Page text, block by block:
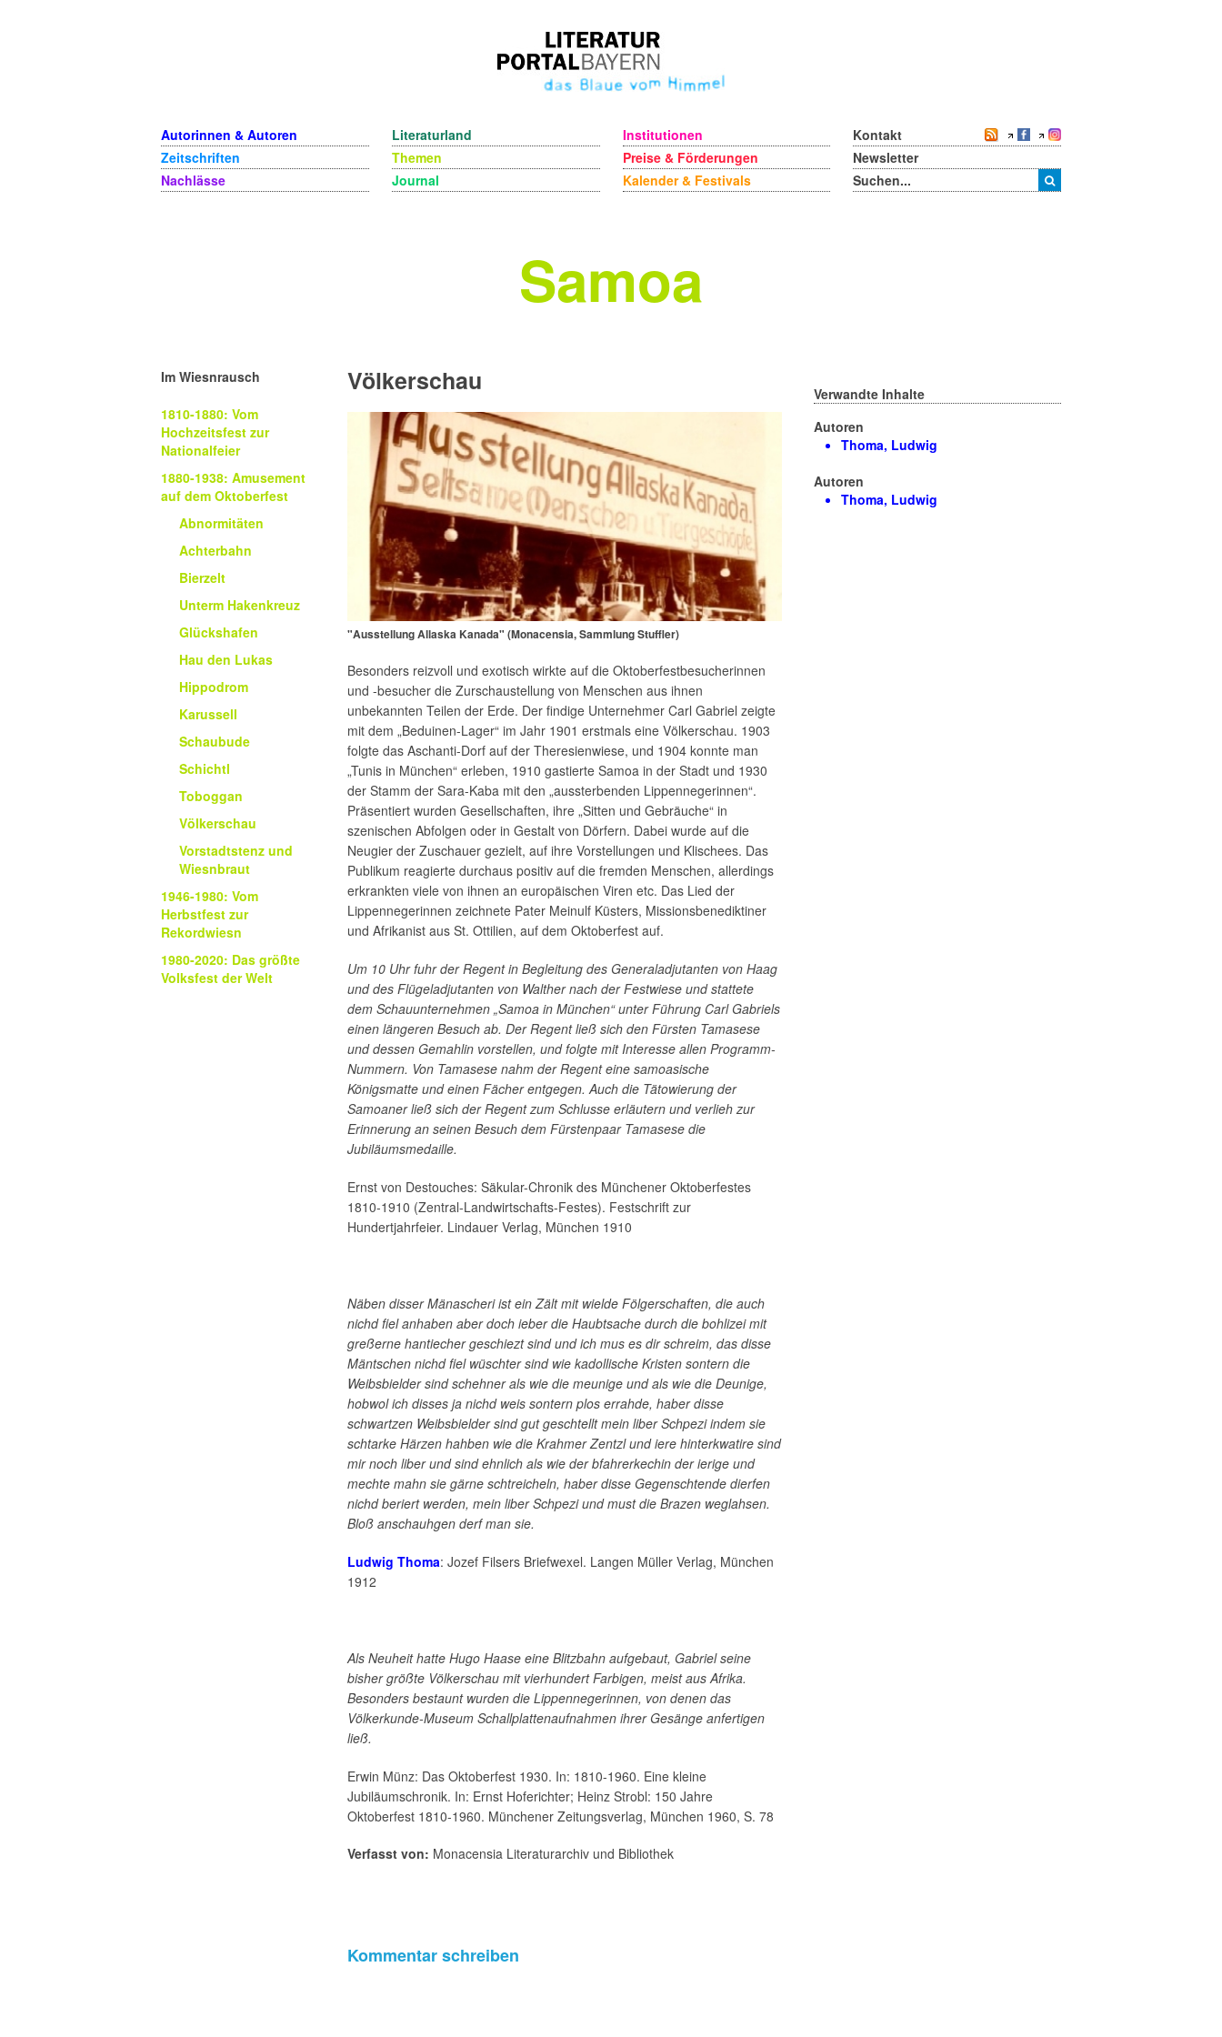
Autorinnen & Autoren
Zeitschriften
Nachlässe
Literaturland
Themen
Journal
Institutionen
Preise & Förderungen
Kalender & Festivals
Kontakt
Newsletter
Samoa
Im Wiesnrausch
1810-1880: Vom
Hochzeitsfest zur
Nationalfeier
1880-1938: Amusement
auf dem Oktoberfest
Abnormitäten
Achterbahn
Bierzelt
Unterm Hakenkreuz
Glückshafen
Hau den Lukas
Hippodrom
Karussell
Schaubude
Schichtl
Toboggan
Völkerschau
Vorstadtstenz und
Wiesnbraut
1946-1980: Vom
Herbstfest zur
Rekordwiesn
1980-2020: Das größte
Volksfest der Welt
Völkerschau
"Ausstellung Allaska Kanada" (Monacensia, Sammlung Stuffler)
Besonders reizvoll und exotisch wirkte auf die Oktoberfestbesucherinnen
und -besucher die Zurschaustellung von Menschen aus ihnen
unbekannten Teilen der Erde. Der findige Unternehmer Carl Gabriel zeigte
mit dem „Beduinen-Lager“ im Jahr 1901 erstmals eine Völkerschau. 1903
folgte das Aschanti-Dorf auf der Theresienwiese, und 1904 konnte man
„Tunis in München“ erleben, 1910 gastierte Samoa in der Stadt und 1930
der Stamm der Sara-Kaba mit den „aussterbenden Lippennegerinnen“.
Präsentiert wurden Gesellschaften, ihre „Sitten und Gebräuche“ in
szenischen Abfolgen oder in Gestalt von Dörfern. Dabei wurde auf die
Neugier der Zuschauer gezielt, auf ihre Vorstellungen und Klischees. Das
Publikum reagierte durchaus positiv auf die fremden Menschen, allerdings
erkrankten viele von ihnen an europäischen Viren etc. Das Lied der
Lippennegerinnen zeichnete Pater Meinulf Küsters, Missionsbenediktiner
und Afrikanist aus St. Ottilien, auf dem Oktoberfest auf.
Um 10 Uhr fuhr der Regent in Begleitung des Generaladjutanten von Haag
und des Flügeladjutanten von Walther nach der Festwiese und stattete
dem Schauunternehmen „Samoa in München“ unter Führung Carl Gabriels
einen längeren Besuch ab. Der Regent ließ sich den Fürsten Tamasese
und dessen Gemahlin vorstellen, und folgte mit Interesse allen Programm-
Nummern. Von Tamasese nahm der Regent eine samoasische
Königsmatte und einen Fächer entgegen. Auch die Tätowierung der
Samoaner ließ sich der Regent zum Schlusse erläutern und verlieh zur
Erinnerung an seinen Besuch dem Fürstenpaar Tamasese die
Jubiläumsmedaille.
Ernst von Destouches: Säkular-Chronik des Münchener Oktoberfestes
1810-1910 (Zentral-Landwirtschafts-Festes). Festschrift zur
Hundertjahrfeier. Lindauer Verlag, München 1910
Näben disser Mänascheri ist ein Zält mit wielde Fölgerschaften, die auch
nichd fiel anhaben aber doch ieber die Haubtsache durch die bohlizei mit
greßerne hantiecher geschiezt sind und ich mus es dir schreim, das disse
Mäntschen nichd fiel wüschter sind wie kadollische Kristen sontern die
Weibsbielder sind schehner als wie die meunige und als wie die Deunige,
hobwol ich disses ja nichd weis sontern plos errahde, haber disse
schwartzen Weibsbielder sind gut geschtellt mein liber Schpezi indem sie
schtarke Härzen hahben wie die Krahmer Zentzl und iere hinterkwatire sind
mir noch liber und sind ehnlich als wie der bfahrerkechin der ierige und
mechte mahn sie gärne schtreicheln, haber disse Gegenschtende dierfen
nichd beriert werden, mein liber Schpezi und must die Brazen weglahsen.
Bloß anschauhgen derf man sie.
Ludwig Thoma: Jozef Filsers Briefwexel. Langen Müller Verlag, München
1912
Als Neuheit hatte Hugo Haase eine Blitzbahn aufgebaut, Gabriel seine
bisher größte Völkerschau mit vierhundert Farbigen, meist aus Afrika.
Besonders bestaunt wurden die Lippennegerinnen, von denen das
Völkerkunde-Museum Schallplattenaufnahmen ihrer Gesänge anfertigen
ließ.
Erwin Münz: Das Oktoberfest 1930. In: 1810-1960. Eine kleine
Jubiläumschronik. In: Ernst Hoferichter; Heinz Strobl: 150 Jahre
Oktoberfest 1810-1960. Münchener Zeitungsverlag, München 1960, S. 78
Verfasst von: Monacensia Literaturarchiv und Bibliothek
Verwandte Inhalte
Autoren
Thoma, Ludwig
Autoren
Thoma, Ludwig
Kommentar schreiben